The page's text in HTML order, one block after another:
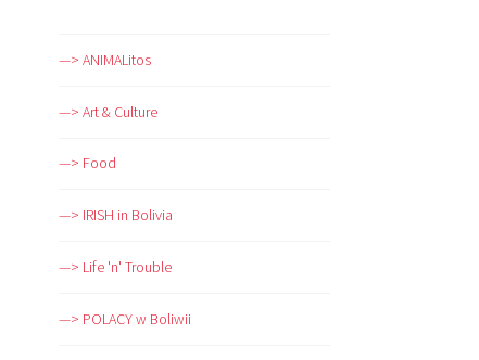
—> ANIMALitos
—> Art & Culture
—> Food
—> IRISH in Bolivia
—> Life 'n' Trouble
—> POLACY w Boliwii